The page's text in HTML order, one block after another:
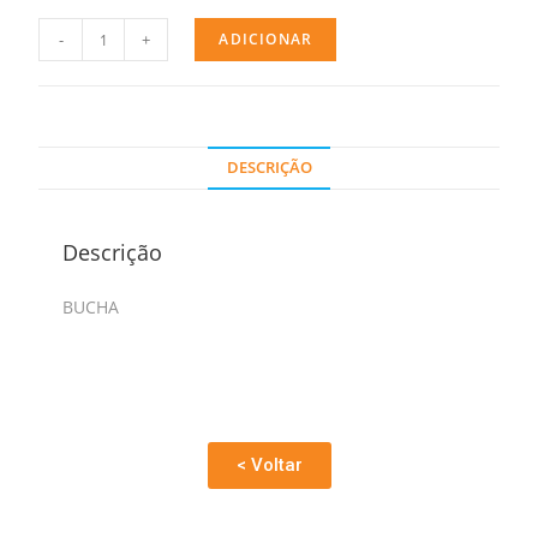
- + ADICIONAR
DESCRIÇÃO
Descrição
BUCHA
< Voltar